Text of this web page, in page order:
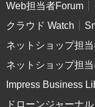
Web担当者Forum
クラウド Watch
ネットショップ担
ネットショップ担
Impress Business
ドローンジャーナル